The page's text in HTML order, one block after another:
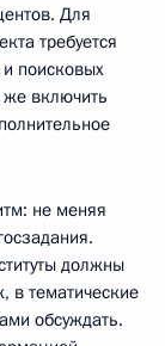
Для
требуется
поисковых
включить
не меняя
должны
в тематические
обсуждать.